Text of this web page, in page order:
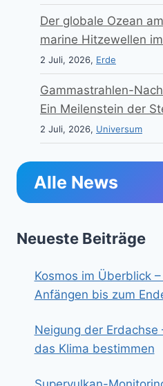
Der globale Ozean
marine Hitzewellen
2 Juli, 2026, Erde
Gammastrahlen-
Ein Meilenstein der
2 Juli, 2026, Universum
Alle News
Neueste Beiträge
Kosmos im Überblick
Anfängen bis zum
Neigung der Erdachse
das Klima bestimmen